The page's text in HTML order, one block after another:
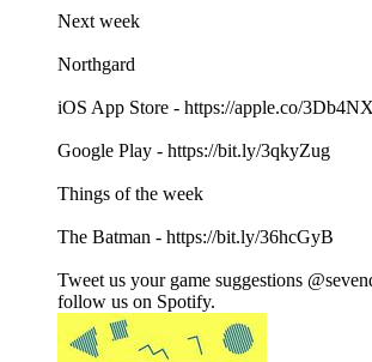
Next week
Northgard
iOS App Store - https://apple.co/
Google Play - https://bit.ly/3qkyZug
Things of the week
The Batman - https://bit.ly/36hcGyB
Tweet us your game suggestions
follow us on Spotify.